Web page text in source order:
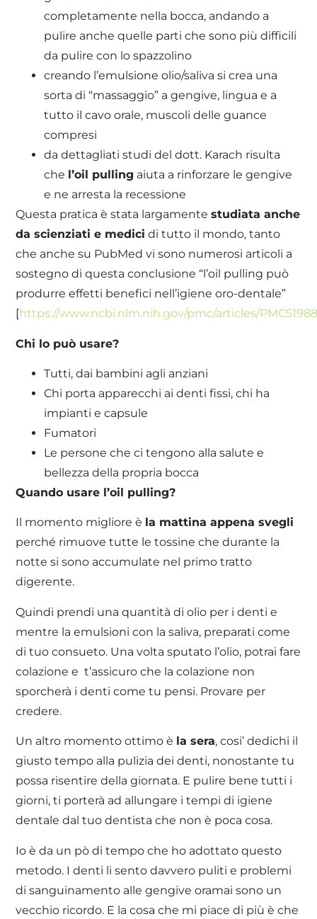
completamente nella bocca, andando a
pulire anche quelle parti che sono più difficili
da pulire con lo spazzolino
creando l’emulsione olio/saliva si crea una
sorta di “massaggio” a gengive, lingua e a
tutto il cavo orale, muscoli delle guance
compresi
da dettagliati studi del dott. Karach risulta
che l’oil pulling aiuta a rinforzare le gengive
e ne arresta la recessione
Questa pratica è stata largamentestudiata anche
da scienziati e medici di tutto il mondo, tanto
che anche su PubMed vi sono numerosi articoli a
sostegno di questa conclusione “l’oil pulling può
produrre effetti benefici nell’igiene oro-dentale”
[https://www.ncbi.nlm.nih.gov/pmc/articles/
Chi lo può usare?
Tutti, dai bambini agli anziani
Chi porta apparecchi ai denti fissi, chi ha
impianti e capsule
Fumatori
Le persone che ci tengono alla salute e
bellezza della propria bocca
Quando usare l’oil pulling?
Il momento migliore è la mattina appena svegli
perché rimuove tutte le tossine che durante la
notte si sono accumulate nel primo tratto
digerente.
Quindi prendi una quantità di olio per i denti e
mentre la emulsioni con la saliva, preparati come
di tuo consueto. Una volta sputato l’olio, potrai fare
colazione e t’assicuro che la colazione non
sporcherà i denti come tu pensi. Provare per
credere.
Un altro momento ottimo è la sera, cosi’ dedichi il
giusto tempo alla pulizia dei denti, nonostante tu
possa risentire della giornata. E pulire bene tutti i
giorni, ti porterà ad allungare i tempi di igiene
dentale dal tuo dentista che non è poca cosa.
Io è da un pò di tempo che ho adottato questo
metodo. I denti li sento davvero puliti e problemi
di sanguinamento alle gengive oramai sono un
vecchio ricordo. E la cosa che mi piace di più è che